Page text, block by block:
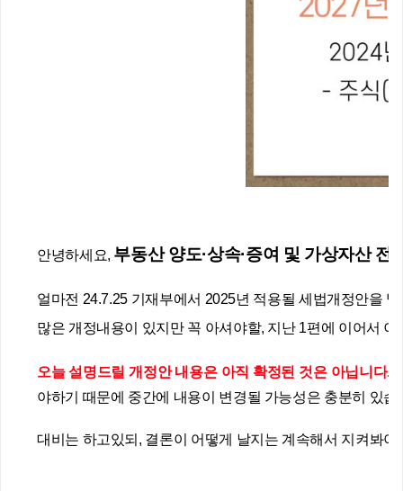
안녕하세요, 부동산 양도·상속·증여 및 가상자산 전
얼마전 24.7.25 기재부에서 2025년 적용될 세법개정안을
많은 개정내용이 있지만 꼭 아셔야할, 지난 1편에 이어서 이
오늘 설명드릴 개정안 내용은 아직 확정된 것은 아닙니다.
야하기 때문에 중간에 내용이 변경될 가능성은 충분히 있습
대비는 하고있되, 결론이 어떻게 날지는 계속해서 지켜봐야